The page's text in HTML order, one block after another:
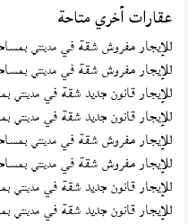
عقارات أخري متاحة
للإيجار مفروش شقة فيمدينتي بمساحة
للإيجار مفروش شقة فيمدينتي بمساحة
للإيجار قانون جديد شقة فيمدينتي
للإيجار قانون جديد شقة فيمدينتي
للإيجار مفروش شقة فيمدينتي بمساحة
للإيجار مفروش شقة فيمدينتي بمساحة
للإيجار قانون جديد شقة فيمدينتي
للإيجار قانون جديد شقة فيمدينتي